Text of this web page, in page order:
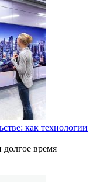
как технологии
долгое время